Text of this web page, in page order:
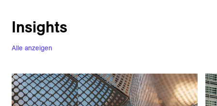
Alle anzeigen
Insights